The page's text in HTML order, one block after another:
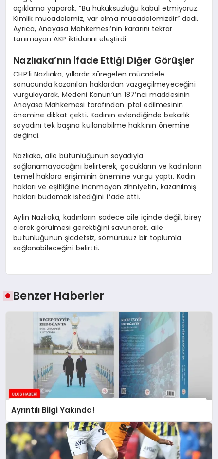
açıklama yaparak, “Bu hukuksuzluğu kabul etmiyoruz.
Kimlik mücadelemiz, var olma mücadelemizdir” dedi.
Ayrıca, Anayasa Mahkemesi’nin kararını tekrar
tanımayan AKP iktidarını eleştirdi.
Nazlıaka’nın İfade Ettiği Diğer Görüşler
CHP’li Nazlıaka, yıllardır süregelen mücadele
sonucunda kazanılan haklardan vazgeçilmeyeceğini
vurgulayarak, Medeni Kanun’un 187’nci maddesinin
Anayasa Mahkemesi tarafından iptal edilmesinin
önemine dikkat çekti. Kadının evlendiğinde bekarlık
soyadını tek başına kullanabilme hakkının önemine
değindi.
Nazlıaka, aile bütünlüğünün soyadıyla
sağlanamayacağını belirterek, çocukların ve kadınların
temel haklara erişiminin önemine vurgu yaptı. Kadın
hakları ve eşitliğine inanmayan zihniyetin, kazanılmış
hakları budamak istediğini ifade etti.
Aylin Nazlıaka, kadınların sadece aile içinde değil, birey
olarak görülmesi gerektiğini savunarak, aile
bütünlüğünün şiddetsiz, sömürüsüz bir toplumla
sağlanabileceğini belirtti.
Benzer Haberler
Ayrıntılı Bilgi Yakında!